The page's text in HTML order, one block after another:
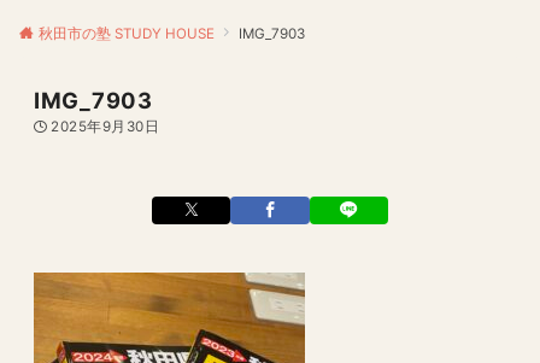
秋田市の塾 STUDY HOUSE IMG_7903
IMG_7903
2025年9月30日